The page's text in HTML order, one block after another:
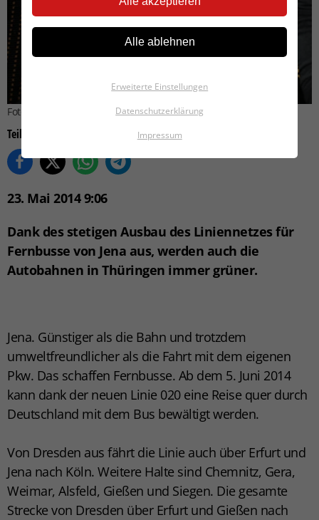
Foto: Flix Bus
Teilen auf
23. Mai 2014 9:06
Dank des stetigen Ausbau des Liniennetzes für
Fernbusse von Jena aus, werden auch die
Autobahnen in Thüringen immer grüner.
Jena. Günstiger als die Bahn und trotzdem
umweltfreundlicher als die Fahrt mit dem eigenen
Pkw. Das schaffen Fernbusse. Ab dem 5. Juni 2014
kann dank der neuen Linie 020 eine Reise quer durch
Deutschland mit dem Bus bewältigt werden.
Von Dresden aus fährt die Linie auch über Erfurt und
Jena nach Köln. Weitere Halte sind Chemnitz, Gera,
Weimar, Alsfeld, Gießen und Siegen. Die gesamte
Strecke von Dresden über Erfurt und Gießen nach
Alle ablehnen
Erweiterte Einstellungen
Datenschutzerklärung
Impressum